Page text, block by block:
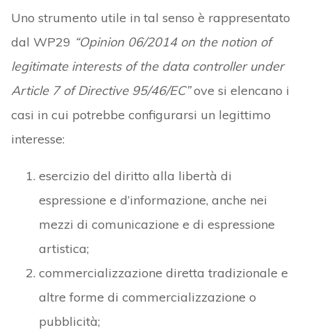
Uno strumento utile in tal senso è rappresentato
dal WP29 “Opinion 06/2014 on the notion of
legitimate interests of the data controller under
Article 7 of Directive 95/46/EC”ove si elencano i
casi in cui potrebbe configurarsi un legittimo
interesse:
esercizio del diritto alla libertà di
espressione e d’informazione, anche nei
mezzi di comunicazione e di espressione
artistica;
commercializzazione diretta tradizionale e
altre forme di commercializzazione o
pubblicità;